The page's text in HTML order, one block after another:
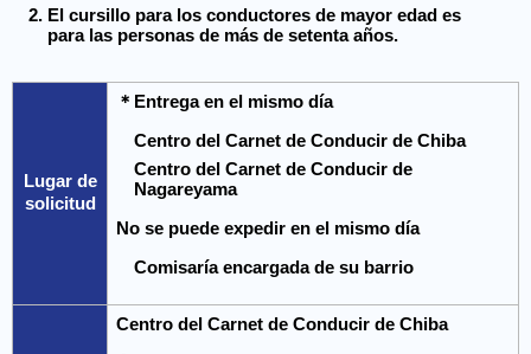
El cursillo para los conductores de mayor edad es
para las personas de más de setenta años.
Lugar de
solicitud
＊Entrega en el mismo día
Centro del Carnet de Conducir de Chiba
Centro del Carnet de Conducir de
Nagareyama
No se puede expedir en el mismo día
Comisaría encargada de su barrio
Centro del Carnet de Conducir de Chiba